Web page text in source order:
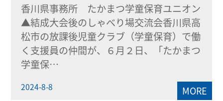
香川県事務所 たかまつ学童保育ユニオン
▲結成大会後のしゃべり場交流会香川県高
松市の放課後児童クラブ（学童保育）で働
く支援員の仲間が、６月２日、「たかまつ
学童保…
2024-8-8 MORE